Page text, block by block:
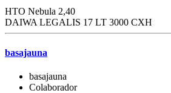
HTO Nebula 2,40
DAIWA LEGALIS 17 LT 3000 CXH
basajauna
basajauna
Colaborador